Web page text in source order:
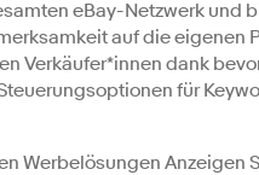
eBay-Netzwerk und
auf die eigenen
Verkäufer*innen dank
für
Werbelösungen Anzeigen